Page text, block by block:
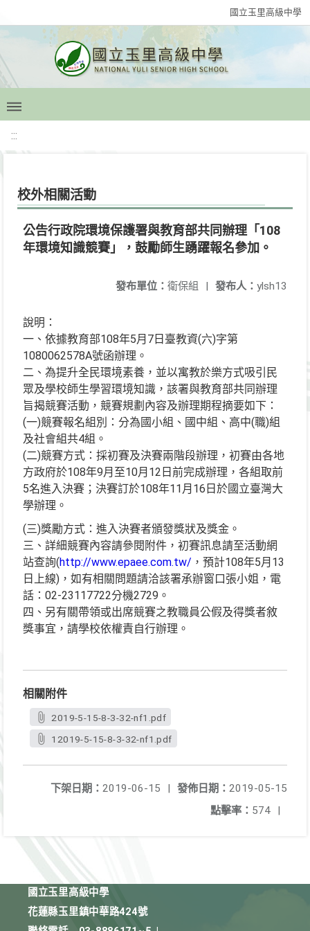
國立玉里高級中學
:::
校外相關活動
公告行政院環境保護署與教育部共同辦理「108
年環境知識競賽」，鼓勵師生踴躍報名參加。
發布人： ylsh13
發布單位： 衛保組 |
說明：
一、依據教育部108年5月7日臺教資(六)字第
1080062578A號函辦理。
二、為提升全民環境素養，並以寓教於樂方式吸引民
眾及學校師生學習環境知識，該署與教育部共同辦理
旨揭競賽活動，競賽規劃內容及辦理期程摘要如下：
(一)競賽報名組別：分為國小組、國中組、高中(職)組
及社會組共4組。
(二)競賽方式：採初賽及決賽兩階段辦理，初賽由各地
方政府於108年9月至10月12日前完成辦理，各組取前
5名進入決賽；決賽訂於108年11月16日於國立臺灣大
學辦理。
(三)獎勵方式：進入決賽者頒發獎狀及獎金。
三、詳細競賽內容請參閱附件，初賽訊息請至活動網
站查詢(http://www.epaee.com.tw/ ，預計108年5月13
日上線)，如有相關問題請洽該署承辦窗口張小姐，電
話：02-23117722分機2729。
四、另有關帶領或出席競賽之教職員公假及得獎者敘
獎事宜，請學校依權責自行辦理。
相關附件
2019-5-15-8-3-32-nf1.pdf
12019-5-15-8-3-32-nf1.pdf
發佈日期： 2019-05-15
下架日期： 2019-06-15
|
點擊率： 574 |
國立玉里高級中學
花蓮縣玉里鎮中華路424號